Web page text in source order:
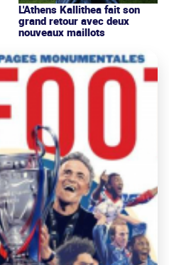
L'Athens Kallithea fait son
grand retour avec deux
nouveaux maillots